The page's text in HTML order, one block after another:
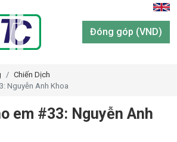
Đóng góp (VND)
Chiến Dịch
Nguyễn Anh Khoa
em #33: Nguyễn Anh